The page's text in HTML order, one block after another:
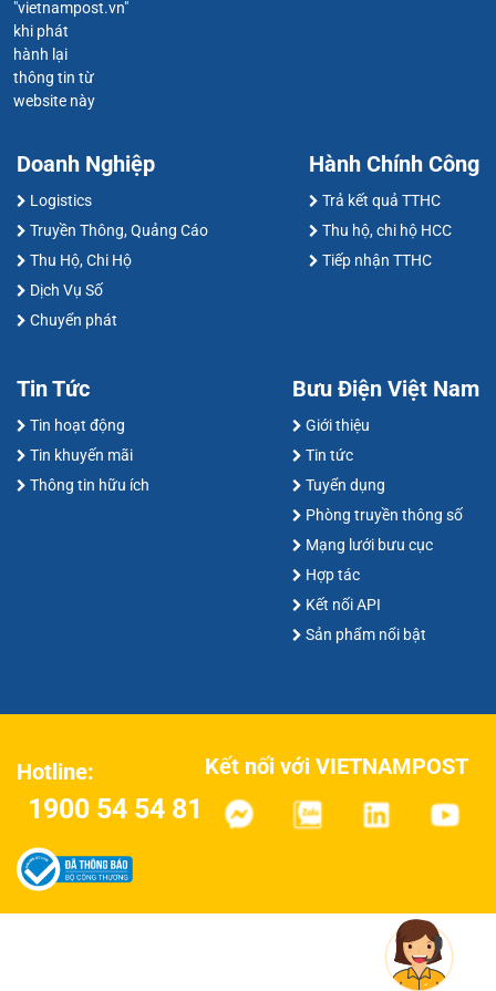
"vietnampost.vn"
khi phát
hành lại
thông tin từ
website này
Doanh Nghiệp
Logistics
Truyền Thông, Quảng Cáo
Thu Hộ, Chi Hộ
Dịch Vụ Số
Chuyển phát
Hành Chính Công
Trả kết quả TTHC
Thu hộ, chi hộ HCC
Tiếp nhận TTHC
Tin Tức
Tin hoạt động
Tin khuyến mãi
Thông tin hữu ích
Bưu Điện Việt Nam
Giới thiệu
Tin tức
Tuyển dụng
Phòng truyền thông số
Mạng lưới bưu cục
Hợp tác
Kết nối API
Sản phẩm nổi bật
Hotline:
1900 54 54 81
Kết nối với VIETNAMPOST